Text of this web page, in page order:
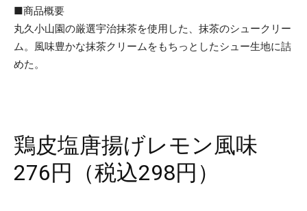
■商品概要
丸久小山園の厳選宇治抹茶を使用した、抹茶のシュークリー
ム。風味豊かな抹茶クリームをもちっとしたシュー生地に詰
めた。
鶏皮塩唐揚げレモン風味
276円（税込298円）